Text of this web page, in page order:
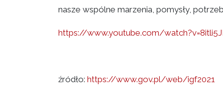
nasze wspólne marzenia, pomysły,
https://www.youtube.com/
źródło: https://www.gov.pl/web/igf2021